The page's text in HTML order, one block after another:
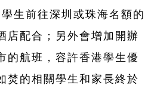
生前往深圳或珠海名額的
店配合；另外會增加開辦
的航班，容許香港學生優
焚的相關學生和家長終於